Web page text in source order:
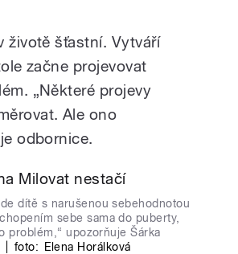
životě šťastní. Vytváří
začne projevovat
„Některé projevy
Ale ono
odbornice.
jde dítě s narušenou sebehodnotou
sebe sama do puberty,
problém,“ upozorňuje Šárka
foto: Elena Horálková